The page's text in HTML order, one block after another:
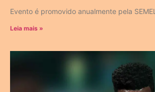
Evento é promovido anualmente pela SEMEL
Leia mais »